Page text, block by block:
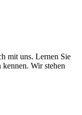
mit uns. Lernen Sie
kennen. Wir stehen